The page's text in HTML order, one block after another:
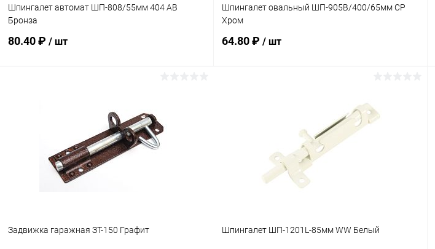
Шпингалет автомат ШП-808/55мм 404 AB
Бронза
80.40 ₽ / шт
Сравнение
В наличии
Шпингалет овальный ШП-905B/400/65мм CP
Хром
64.80 ₽ / шт
Сравнение
Задвижка гаражная ЗТ-150 Графит Шпингалет ШП-1201L-85мм WW Белый